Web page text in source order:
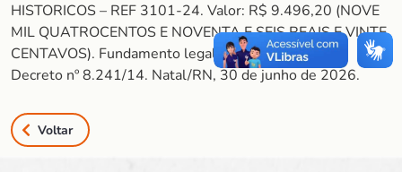
HISTORICOS – REF 3101-24. Valor: R$ 9.496,20 (NOVE
MIL QUATROCENTOS E NOVENTA E SEIS REAIS E VINTE
CENTAVOS). Fundamento legal: Art. 26, Inciso II do
Decreto nº 8.241/14. Natal/RN, 30 de junho de 2026.
Voltar